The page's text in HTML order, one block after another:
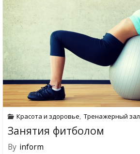
Красота и здоровье, Тренажерный зал
Занятия фитболом
By inform